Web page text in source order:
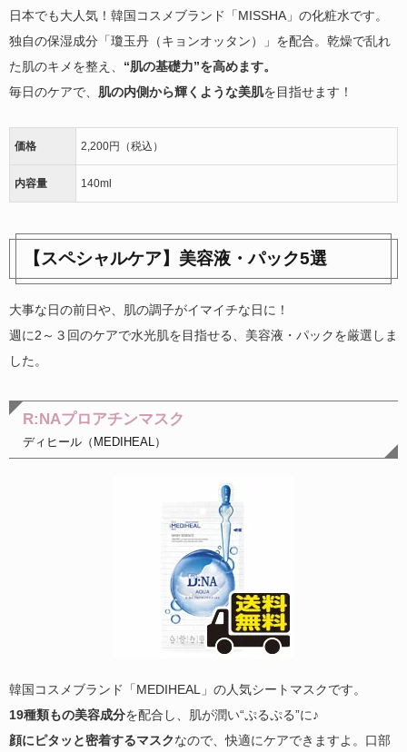
日本でも大人気！韓国コスメブランド「MISSHA」の化粧水です。
独自の保湿成分「瓊玉丹（キョンオッタン）」を配合。乾燥で乱れ
た肌のキメを整え、 “肌の基礎力”を高めます。
毎日のケアで、 肌の内側から輝くような美肌を目指せます！
価格 2,200円（税込）
内容量 140ml
【スペシャルケア】美容液・パック5選
大事な日の前日や、肌の調子がイマイチな日に！
週に2～３回のケアで水光肌を目指せる、美容液・パックを厳選しま
した。
R:NAプロアチンマスク
ディヒール（MEDIHEAL）
韓国コスメブランド「MEDIHEAL」の人気シートマスクです。
19種類もの美容成分を配合し、肌が潤い“ぷるぷる”に♪
顔にピタッと密着するマスクなので、快適にケアできますよ。口部